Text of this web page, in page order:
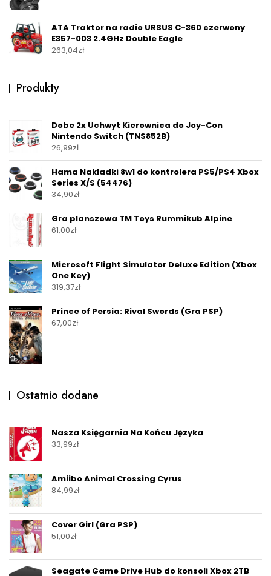
ATA Traktor na radio URSUS C-360 czerwony
E357-003 2.4GHz Double Eagle
263,04zł
Produkty
Dobe 2x Uchwyt Kierownica do Joy-Con
Nintendo Switch (TNS852B)
26,99zł
Hama Nakładki 8w1 do kontrolera PS5/PS4 Xbox
Series X/S (54476)
34,90zł
Gra planszowa TM Toys Rummikub Alpine
61,00zł
Microsoft Flight Simulator Deluxe Edition (Xbox
One Key)
319,37zł
Prince of Persia: Rival Swords (Gra PSP)
67,00zł
Ostatnio dodane
Nasza Księgarnia Na Końcu Języka
33,99zł
Amiibo Animal Crossing Cyrus
84,99zł
Cover Girl (Gra PSP)
51,00zł
Seagate Game Drive Hub do konsoli Xbox 2TB